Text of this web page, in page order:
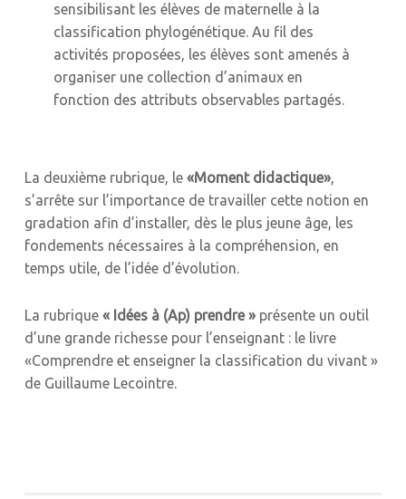
sensibilisant les élèves de maternelle à la
classification phylogénétique. Au fil des
activités proposées, les élèves sont amenés à
organiser une collection d’animaux en
fonction des attributs observables partagés.
La deuxième rubrique, le «Moment didactique»,
s’arrête sur l’importance de travailler cette notion en
gradation afin d’installer, dès le plus jeune âge, les
fondements nécessaires à la compréhension, en
temps utile, de l’idée d’évolution.
La rubrique « Idées à (Ap) prendre » présente un outil
d’une grande richesse pour l’enseignant : le livre
«Comprendre et enseigner la classification du vivant »
de Guillaume Lecointre.